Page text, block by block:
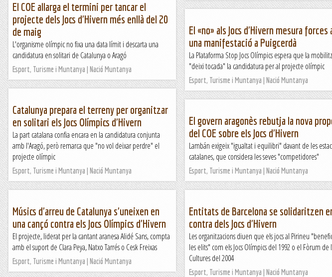
El COE allarga el termini per tancar el
projecte dels Jocs d'Hivern més enllà del 20
de maig
L'organisme olímpic no fixa una data límit i descarta una
candidatura en solitari de Catalunya o Aragó
Esport, Turisme i Muntanya | Nació Muntanya
El «no» als Jocs d'Hivern mesura forces
una manifestació a Puigcerdà
La Plataforma Stop Jocs Olímpics espera que la
"deixi tocada" la candidatura per al projecte olímpic
Esport, Turisme i Muntanya | Nació Muntanya
Catalunya prepara el terreny per organitzar
en solitari els Jocs Olímpics d'Hivern
La part catalana confia encara en la candidatura conjunta
amb l'Aragó, però remarca que "no vol deixar perdre" el
projecte olímpic
Esport, Turisme i Muntanya | Nació Muntanya
El govern aragonès rebutja la nova
del COE sobre els Jocs d'Hivern
Lambán exigeix "igualtat i equilibri" davant de les
catalanes, que considera les seves "competidores"
Esport, Turisme i Muntanya | Nació Muntanya
Músics d'arreu de Catalunya s'uneixen en
una cançó contra els Jocs Olímpics d'Hivern
El projecte, liderat per la cantant aranesa Alidé Sans, compta
amb el suport de Clara Peya, Natxo Tarrés o Cesk Freixas
Esport, Turisme i Muntanya | Nació Muntanya
Entitats de Barcelona se solidaritzen
contra dels Jocs d'Hivern
Les organitzacions diuen que els jocs al Pirineu
les elits" com els Jocs Olímpics del 1992 o el Fòrum de
Cultures del 2004
Esport, Turisme i Muntanya | Nació Muntanya